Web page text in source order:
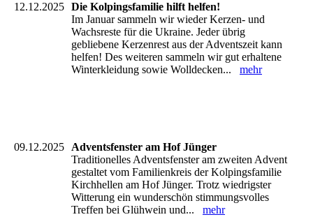
12.12.2025 Die Kolpingsfamilie hilft helfen!
Im Januar sammeln wir wieder Kerzen- und
Wachsreste für die Ukraine. Jeder übrig
gebliebene Kerzenrest aus der Adventszeit kann
helfen! Des weiteren sammeln wir gut erhaltene
Winterkleidung sowie Wolldecken... mehr
09.12.2025
Adventsfenster am Hof Jünger
Traditionelles Adventsfenster am zweiten Advent
gestaltet vom Familienkreis der Kolpingsfamilie
Kirchhellen am Hof Jünger. Trotz wiedrigster
Witterung ein wunderschön stimmungsvolles
Treffen bei Glühwein und... mehr